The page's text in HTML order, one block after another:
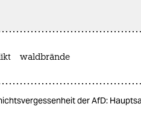
waldbrände
der AfD: